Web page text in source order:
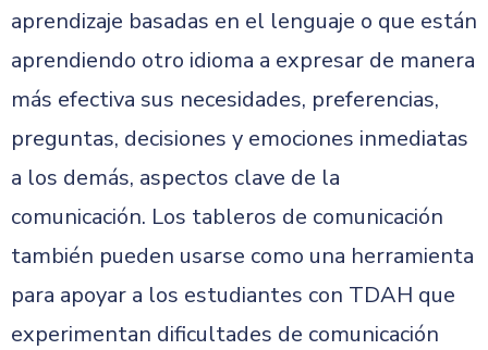
aprendizaje basadas en el lenguaje o que están
aprendiendo otro idioma a expresar de manera
más efectiva sus necesidades, preferencias,
preguntas, decisiones y emociones inmediatas
a los demás, aspectos clave de la
comunicación. Los tableros de comunicación
también pueden usarse como una herramienta
para apoyar a los estudiantes con TDAH que
experimentan dificultades de comunicación